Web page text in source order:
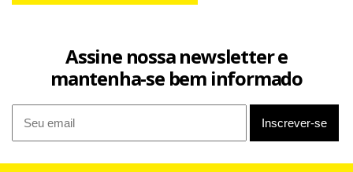
27 de prisão. Os suspeitos estão sendo levados para a
Delegacia de Repressão ao Crime Organizado (Deco), que
fica no SIA.
Assine nossa newsletter e
mantenha-se bem informado